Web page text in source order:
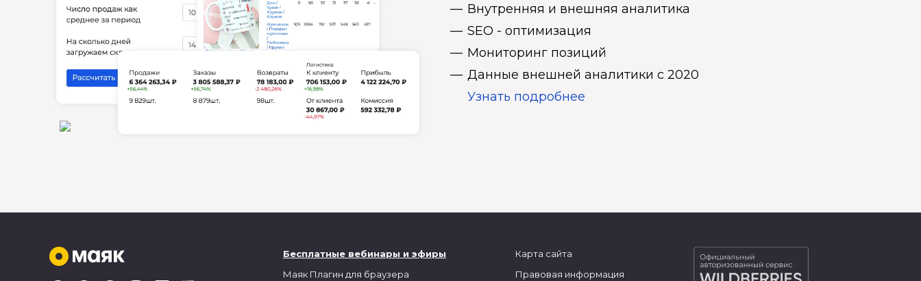
Внутренняя и внешняя аналитика
SEO - оптимизация
Мониторинг позиций
Данные внешней аналитики с 2020
Узнать подробнее
Бесплатные вебинары и эфиры
Маяк Плагин для браузера
Карта сайта
Правовая информация